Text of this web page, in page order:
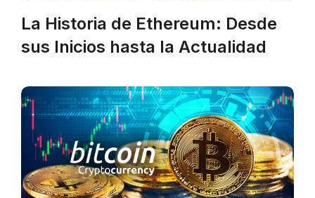
La Historia de Ethereum: Desde
sus Inicios hasta la Actualidad